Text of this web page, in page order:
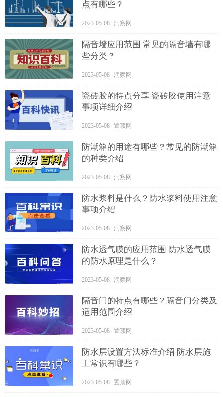
点有哪些？
2023-05-08 洞察网
隔音墙应用范围 常见的隔音墙有哪
些分类？
2023-05-08 洞察网
瓷砖胶的特点分享 瓷砖胶使用注意
事项详细介绍
2023-05-08 置顶网
防潮箱的用途有哪些？常见的防潮箱
的种类介绍
2023-05-08 洞察网
防水浆料是什么？防水浆料使用注意
事项介绍
2023-05-08 洞察网
防水透气膜的应用范围 防水透气膜
的防水原理是什么？
2023-05-08 洞察网
隔音门的特点有哪些？隔音门分类及
适用范围介绍
2023-05-08 置顶网
防水层设置方法标准介绍 防水层施
工常识有哪些？
2023-05-08 置顶网